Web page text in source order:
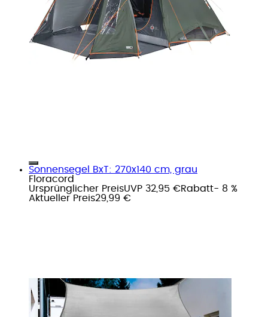
Sonnensegel BxT: 270x140 cm, grau
Floracord
Ursprünglicher PreisUVP 32,95 €Rabatt- 8 %
Aktueller Preis29,99 €